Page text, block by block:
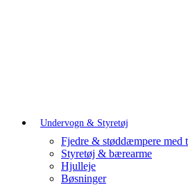
Undervogn & Styretøj
Fjedre & støddæmpere med
Styretøj & bærearme
Hjulleje
Bøsninger